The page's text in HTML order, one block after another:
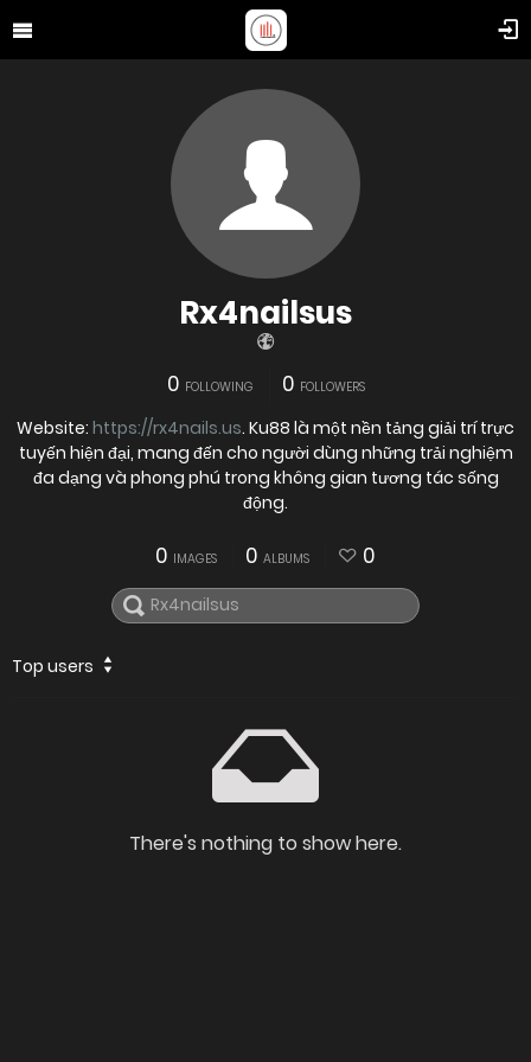
Rx4nailsus
0 FOLLOWING 0 FOLLOWERS
Website: https://rx4nails.us. Ku88 là một nền tảng giải trí trực
tuyến hiện đại, mang đến cho người dùng những trải nghiệm
đa dạng và phong phú trong không gian tương tác sống
động.
0 IMAGES 0 ALBUMS 0
Top users
There's nothing to show here.